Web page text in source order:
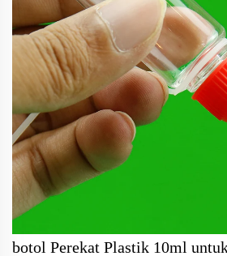
botol Perekat Plastik 10ml